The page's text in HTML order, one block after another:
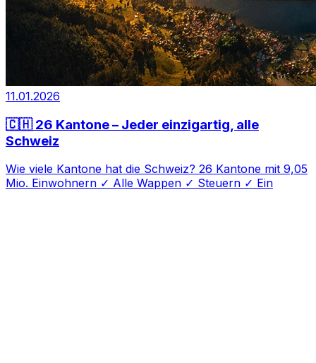
11.01.2026
🇨🇭 26 Kantone – Jeder einzigartig, alle
Schweiz
Wie viele Kantone hat die Schweiz? 26 Kantone mit 9,05
Mio. Einwohnern ✓ Alle Wappen ✓ Steuern ✓ Ein